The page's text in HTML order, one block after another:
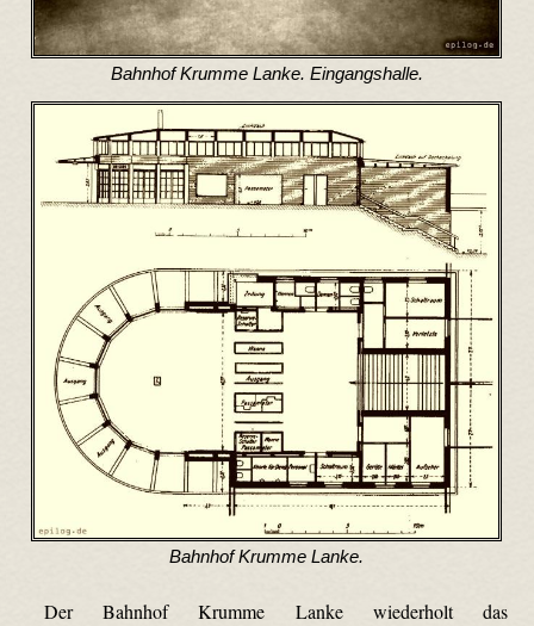
Bahnhof Krumme Lanke. Eingangshalle.
Bahnhof Krumme Lanke.
Der Bahnhof Krumme Lanke wiederholt das